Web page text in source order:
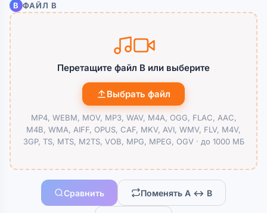
B ФАЙЛ B
Перетащите файл B или выберите
Выбрать файл
MP4, WEBM, MOV, MP3, WAV, M4A, OGG, FLAC, AAC,
M4B, WMA, AIFF, OPUS, CAF, MKV, AVI, WMV, FLV, M4V,
3GP, TS, MTS, M2TS, VOB, MPG, MPEG, OGV · до 1000 МБ
Сравнить Поменять A ↔ B